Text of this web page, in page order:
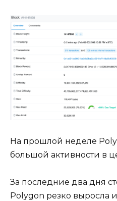
На прошлой неделе
большой активности в
За последние два дня
Polygon резко выросла